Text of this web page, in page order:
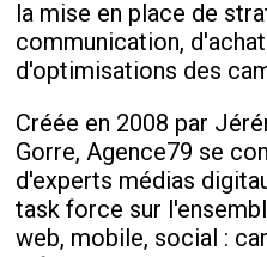
la mise en place de
communication,
d'optimisations des
Créée en 2008 par
Gorre, Agence79 se
d'experts médias
task force sur
web, mobile, social :